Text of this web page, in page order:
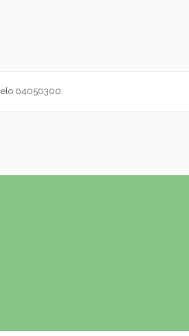
04050300.